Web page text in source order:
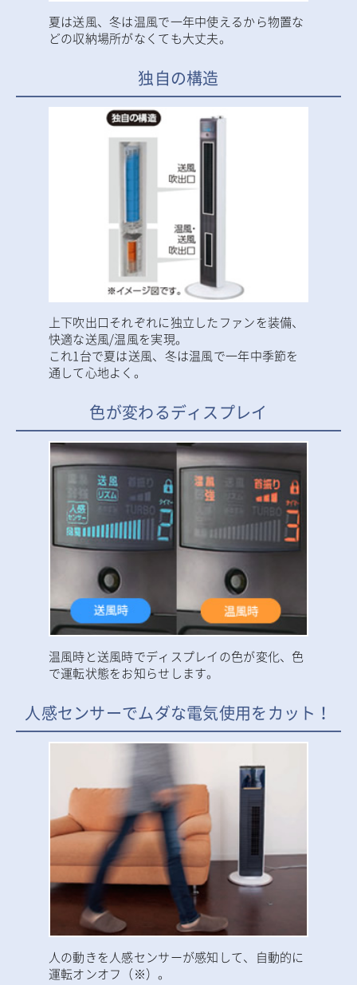
夏は送風、冬は温風で一年中使えるから物置な
どの収納場所がなくても大丈夫。
独自の構造
上下吹出口それぞれに独立したファンを装備、
快適な送風/温風を実現。
これ1台で夏は送風、冬は温風で一年中季節を
通して心地よく。
色が変わるディスプレイ
温風時と送風時でディスプレイの色が変化、色
で運転状態をお知らせします。
人感センサーでムダな電気使用をカット！
人の動きを人感センサーが感知して、自動的に
運転オンオフ（※）。